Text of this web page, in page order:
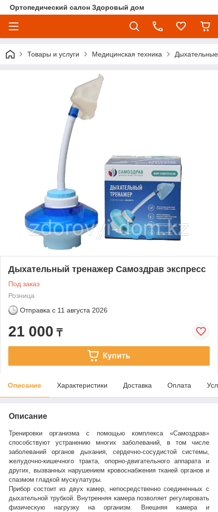
Ортопедический салон Здоровый дом
Товары и услуги Медицинская техника
Дыхательный тренажер Самоздрав экспресс
Под заказ
Розница
Отправка с 11 августа 2026
21 000 ₸
Купить
Описание Характеристики Доставка Оплата
Описание
Тренировки организма с помощью комплекса «Самоздрав»
способствуют устранению многих заболеваний, в том числе
заболеваний органов дыхания, сердечно-сосудистой системы,
желудочно-кишечного тракта, опорно-двигательного аппарата и
других, вызванных нарушением кровоснабжения тканей органов и
спазмом гладкой мускулатуры.
Прибор состоит из двух камер, непосредственно соединенных с
дыхательной трубкой. Внутренняя камера позволяет регулировать
физическую нагрузку на организм. Внешняя камера и